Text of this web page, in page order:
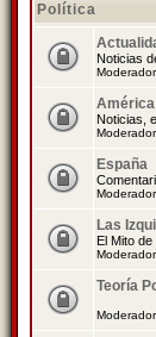
Política
Noticias
Moderador
América
Noticias,
Moderador
España
Moderador
Las
El Mito
Moderador
Teoría
Moderador